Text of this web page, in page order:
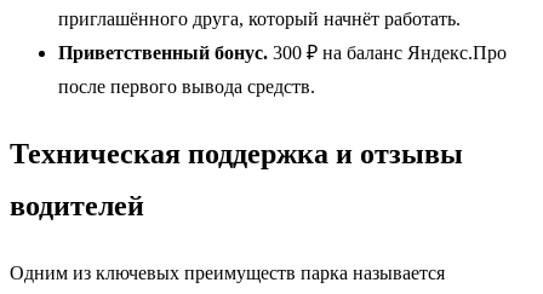
приглашённого друга, который начнёт работать.
Приветственный бонус. 300 ₽ на баланс Яндекс.Про
после первого вывода средств.
Техническая поддержка и отзывы
водителей
Одним из ключевых преимуществ парка называется